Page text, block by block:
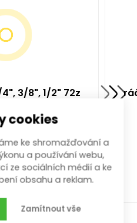
3/8", 1/2" 72z
4", 3/8", 1/2"
10 ks
/ kss DPH
cookies
ke shromažďování a
a používání webu,
ze sociálních médií a ke
obsahu a reklam.
Zamítnout vše